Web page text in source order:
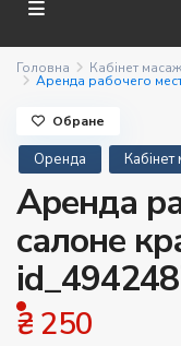
Головна Кабінет
Аренда рабочего
Оренда Кабінет
Аренда
салоне
₴ 250
Обране